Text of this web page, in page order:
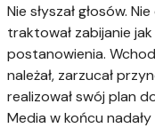
Nie słyszał głosów.
traktował zabijanie
postanowienia.
należał, zarzucał
realizował swój plan
Media w końcu